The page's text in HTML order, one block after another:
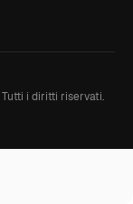
Tutti i diritti riservati.